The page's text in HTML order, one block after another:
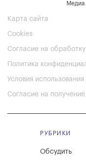
Медиа
Карта сайта
Cookies
Согласие на
Политика
Условия
Согласие на
РУБРИКИ
Обсудить